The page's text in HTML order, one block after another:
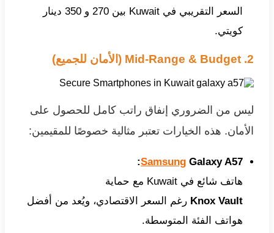
السعر التقريبي في Kuwait بين 270 و 350 دينار
كويتي.
2. Mid-Range & Budget (الأمان للجميع)
ليس من الضروري إنفاق راتب كامل للحصول على
الأمان. هذه الخيارات تعتبر مثالية خصوصًا للمقيمين:
Samsung Galaxy A57:
هاتف شائع في Kuwait مع حماية
Knox Vault رغم السعر الاقتصادي، ويُعد من أفضل
هواتف الفئة المتوسطة.